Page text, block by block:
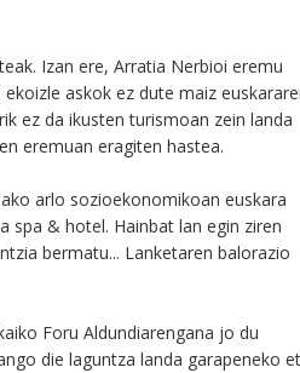
Izan ere, Arratia Nerbioi eremu
askok ez dute maiz
ez da ikusten turismoan zein landa
eremuan eragiten hastea.
arlo sozioekonomikoan euskara
spa & hotel. Hainbat lan egin ziren
bermatu... Lanketaren balorazio
Foru Aldundiarengana jo du
die laguntza landa garapeneko